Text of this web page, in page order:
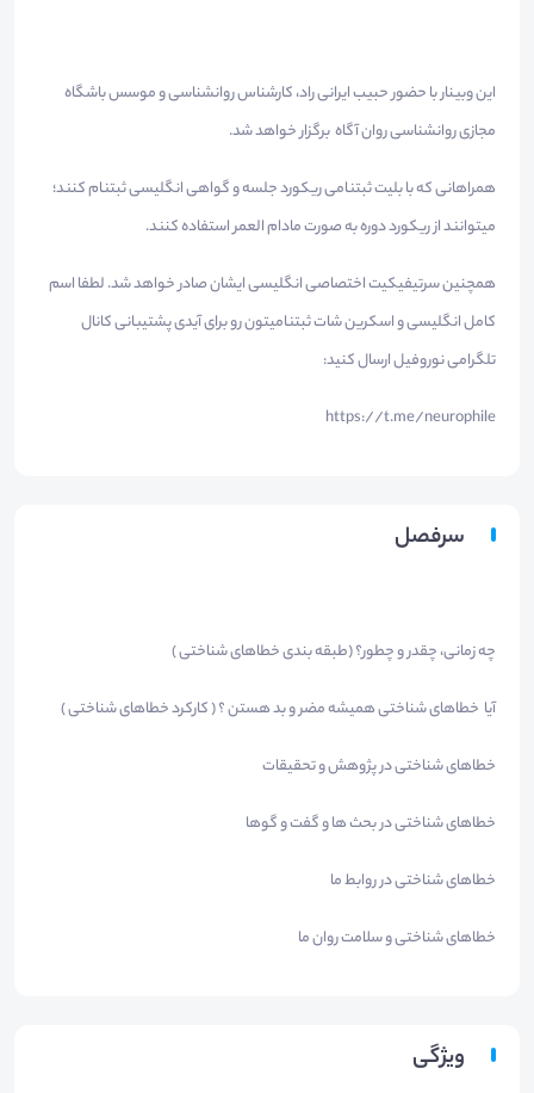
این وبینار با حضور حبیب ایرانی راد، کارشناس روانشناسی و موسس باشگاه
مجازی روانشناسی روان آگاه برگزار خواهد شد.
همراهانی که با بلیت ثبتنامی ریکورد جلسه و گواهی انگلیسی ثبتنام کنند؛
میتوانند از ریکورد دوره به صورت مادام العمر استفاده کنند.
همچنین سرتیفیکیت اختصاصی انگلیسی ایشان صادر خواهد شد. لطفا اسم
کامل انگلیسی و اسکرین شات ثبتنامیتون رو برای آیدی پشتیبانی کانال
تلگرامی نوروفیل ارسال کنید:
https://t.me/neurophile
سرفصل
چه زمانی، چقدر و چطور؟ (طبقه بندی خطاهای شناختی )
آیا خطاهای شناختی همیشه مضر و بد هستن ؟ ( کارکرد خطاهای شناختی )
خطاهای شناختی در پژوهش و تحقیقات
خطاهای شناختی در بحث ها و گفت و گوها
خطاهای شناختی در روابط ما
خطاهای شناختی و سلامت روان ما
ویژگی